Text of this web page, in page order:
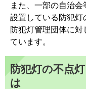
また、一部の自治
設置している防犯灯
防犯灯管理団体に
ています。
防犯灯の不点
は